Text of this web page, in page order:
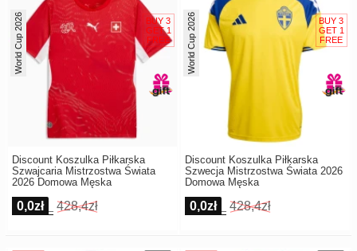
Discount Koszulka Piłkarska
Szwajcaria Mistrzostwa Świata
2026 Domowa Męska
World Cup 2026
0,0zł 428,4zł
Discount Koszulka Piłkarska
Szwecja Mistrzostwa Świata 2026
Domowa Męska
World Cup 2026
0,0zł 428,4zł